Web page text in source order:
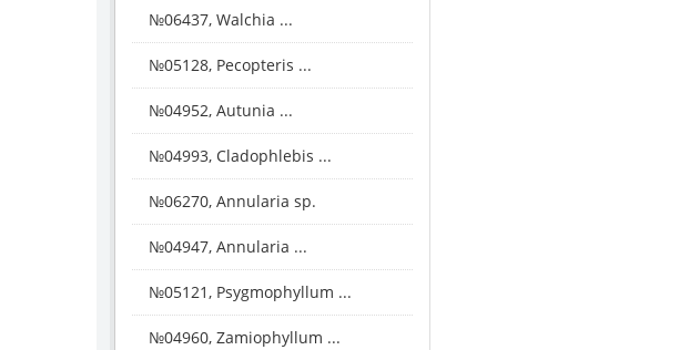
№06437, Walchia ...
№05128, Pecopteris ...
№04952, Autunia ...
№04993, Cladophlebis ...
№06270, Annularia sp.
№04947, Annularia ...
№05121, Psygmophyllum ...
№04960, Zamiophyllum ...